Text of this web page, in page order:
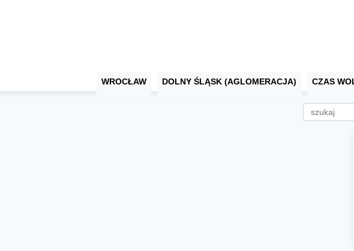
WROCŁAW DOLNY ŚLĄSK (AGLOMERACJA) CZAS